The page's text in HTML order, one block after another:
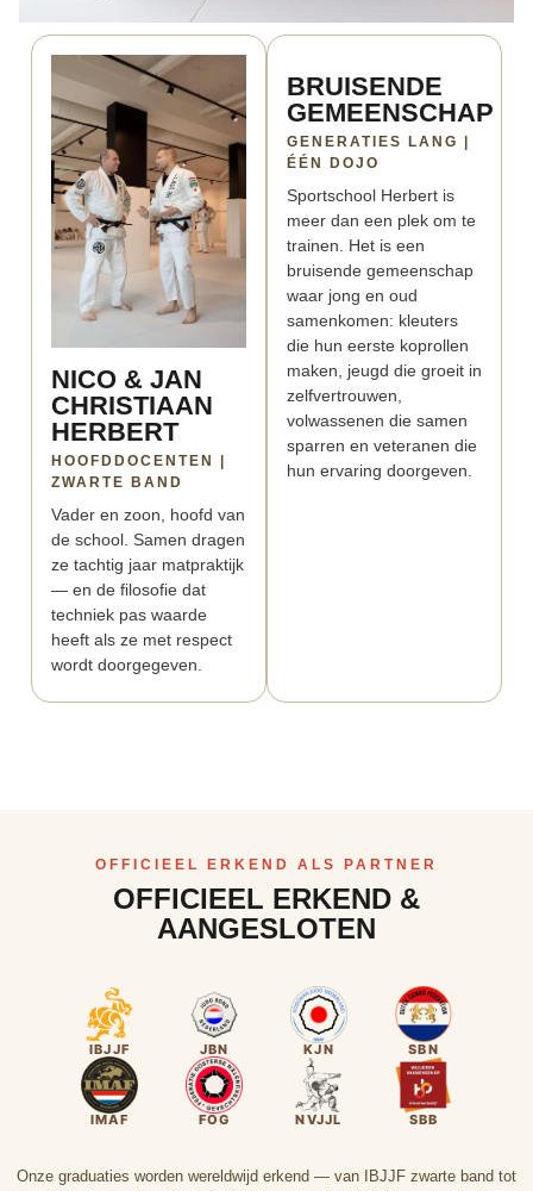
NICO & JAN
CHRISTIAAN
HERBERT
HOOFDDOCENTEN |
ZWARTE BAND
Vader en zoon, hoofd van
de school. Samen dragen
ze tachtig jaar matpraktijk
— en de filosofie dat
techniek pas waarde
heeft als ze met respect
wordt doorgegeven.
BRUISENDE
GEMEENSCHAP
GENERATIES LANG |
ÉÉN DOJO
Sportschool Herbert is
meer dan een plek om te
trainen. Het is een
bruisende gemeenschap
waar jong en oud
samenkomen: kleuters
die hun eerste koprollen
maken, jeugd die groeit in
zelfvertrouwen,
volwassenen die samen
sparren en veteranen die
hun ervaring doorgeven.
OFFICIEEL ERKEND ALS PARTNER
OFFICIEEL ERKEND &
AANGESLOTEN
IBJJF JBN KJN SBN
IMAF FOG NVJJL SBB
Onze graduaties worden wereldwijd erkend — van IBJJF zwarte band tot